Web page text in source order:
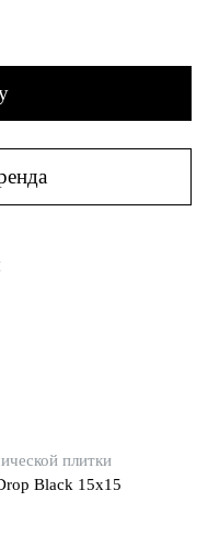
плитки
Black 15x15